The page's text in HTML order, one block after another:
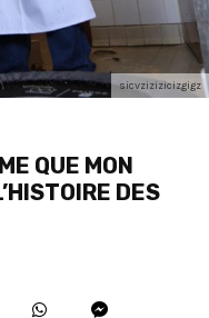
sicvzizizicizgigz
QUE MON
DES